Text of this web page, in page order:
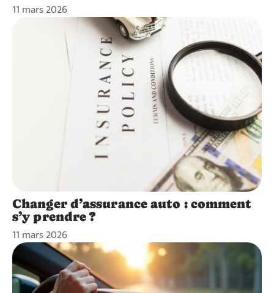
11 mars 2026
Changer d’assurance auto : comment
s’y prendre ?
11 mars 2026